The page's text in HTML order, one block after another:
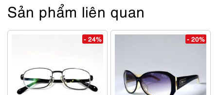
Sản phẩm liên quan
- 24% - 20%